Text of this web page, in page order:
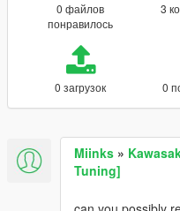
0 файлов
понравилось
3
0 загрузок 0
Miinks »
Tuning]